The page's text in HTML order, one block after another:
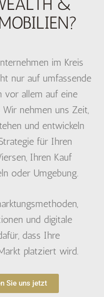
im Kreis
nur auf umfassende
vor allem auf eine
nehmen uns Zeit,
und entwickeln
für Ihren
Ihren Kauf
oder Umgebung.
und digitale
dass Ihre
platziert wird.
Sie uns jetzt